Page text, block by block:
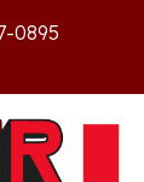
0895